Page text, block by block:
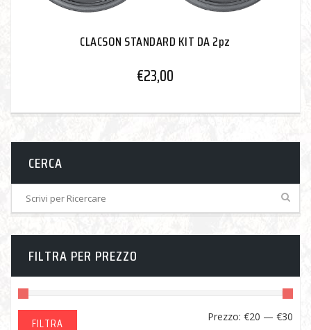
CLACSON STANDARD KIT DA 2pz
€23,00
CERCA
FILTRA PER PREZZO
FILTRA Prezzo: €20 — €30